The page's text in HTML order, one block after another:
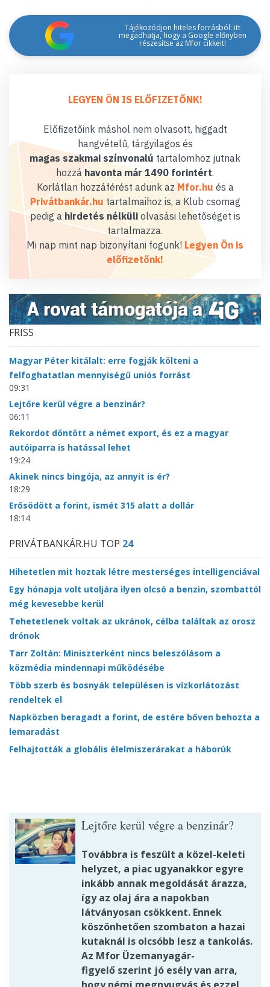
Tájékozódjon hiteles forrásból: itt
megadhatja, hogy a Google előnyben
részesítse az Mfor cikkeit!
LEGYEN ÖN IS ELŐFIZETŐNK!
Előfizetőink máshol nem olvasott, higgadt
hangvételű, tárgyilagos és
magas szakmai színvonalú tartalomhoz jutnak
hozzáhavonta már 1490 forintért.
Korlátlan hozzáférést adunk az Mfor.hu és a
Privátbankár.hu tartalmaihoz is, a Klub csomag
pedig a hirdetés nélküliolvasási lehetőséget is
tartalmazza.
Mi nap mint nap bizonyítani fogunk! Legyen Ön is
előfizetőnk!
FRISS
Magyar Péter kitálalt: erre fogják költeni a
felfoghatatlan mennyiségű uniós forrást
09:31
Lejtőre kerül végre a benzinár?
06:11
Rekordot döntött a német export, és ez a magyar
autóiparra is hatással lehet
19:24
Akinek nincs bingója, az annyit is ér?
18:29
Erősödött a forint, ismét 315 alatt a dollár
18:14
PRIVÁTBANKÁR.HU TOP 24
Hihetetlen mit hoztak létre mesterséges intelligenciával
Egy hónapja volt utoljára ilyen olcsó a benzin, szombattól
még kevesebbe kerül
Tehetetlenek voltak az ukránok, célba találtak az orosz
drónok
Tarr Zoltán: Miniszterként nincs beleszólásom a
közmédia mindennapi működésébe
Több szerb és bosnyák településen is vízkorlátozást
rendeltek el
Napközben beragadt a forint, de estére bőven behozta a
lemaradást
Felhajtották a globális élelmiszerárakat a háborúk
Lejtőre kerül végre a benzinár?
Továbbra is feszült a közel-keleti
helyzet, a piac ugyanakkor egyre
inkább annak megoldását árazza,
így az olaj ára a napokban
látványosan csökkent. Ennek
köszönhetően szombaton a hazai
kutaknál is olcsóbb lesz a tankolás.
Az Mfor Üzemanyagár-
figyelő szerint jó esély van arra,